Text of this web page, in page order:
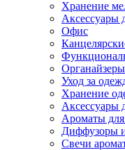
Хранение
Аксессуары
Офис
Уход за
Хранение
Аксессуары
Ароматы
Диффузоры
Свечи